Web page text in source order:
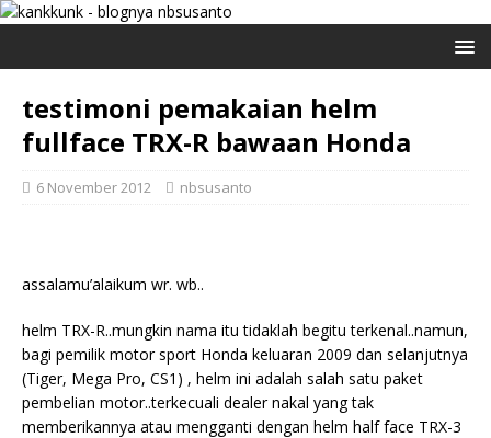
testimoni pemakaian helm
fullface TRX-R bawaan Honda
6 November 2012 nbsusanto
assalamu’alaikum wr. wb..
helm TRX-R..mungkin nama itu tidaklah begitu terkenal..namun,
bagi pemilik motor sport Honda keluaran 2009 dan selanjutnya
(Tiger, Mega Pro, CS1) , helm ini adalah salah satu paket
pembelian motor..terkecuali dealer nakal yang tak
memberikannya atau mengganti dengan helm half face TRX-3